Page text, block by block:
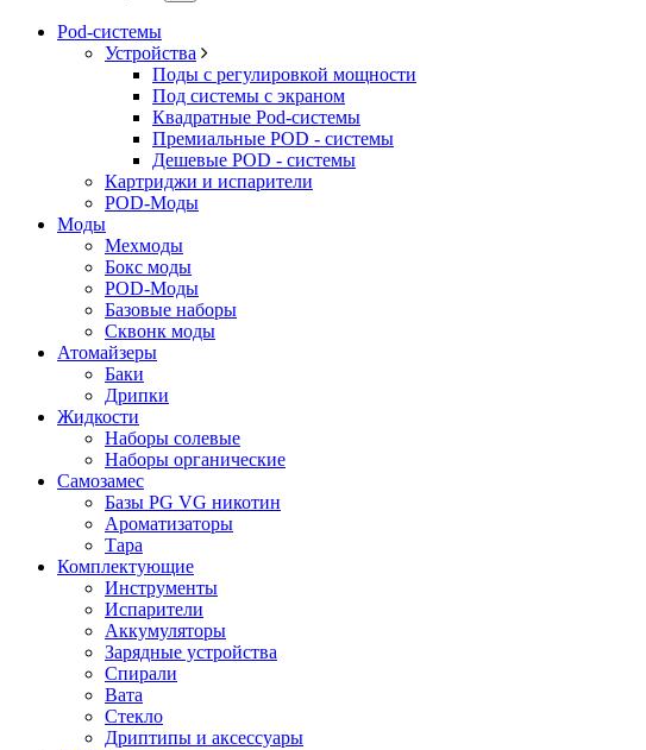
Pod-системы
Устройства
Поды с регулировкой мощности
Под системы с экраном
Квадратные Pod-системы
Премиальные POD - системы
Дешевые POD - системы
Картриджи и испарители
POD-Моды
Моды
Мехмоды
Бокс моды
POD-Моды
Базовые наборы
Сквонк моды
Атомайзеры
Баки
Дрипки
Жидкости
Наборы солевые
Наборы органические
Самозамес
Базы PG VG никотин
Ароматизаторы
Тара
Комплектующие
Инструменты
Испарители
Аккумуляторы
Зарядные устройства
Спирали
Вата
Стекло
Дриптипы и аксессуары